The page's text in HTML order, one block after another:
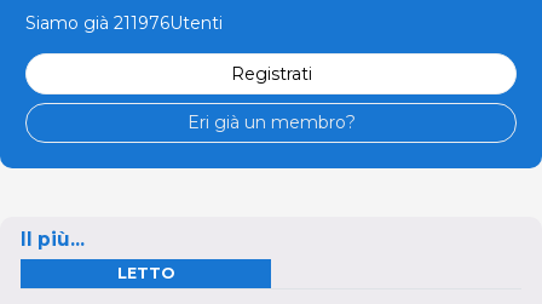
Siamo già 211976Utenti
Registrati
Eri già un membro?
Il più...
LETTO